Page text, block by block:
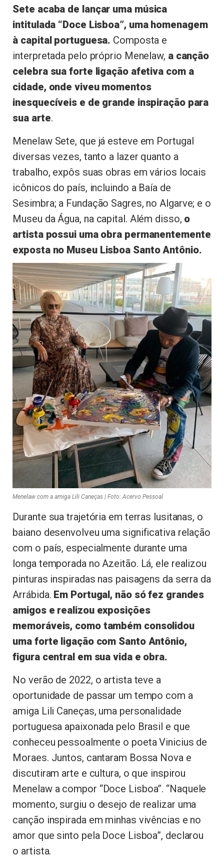
Sete acaba de lançar uma música
intitulada “Doce Lisboa”, uma homenagem
à capital portuguesa. Composta e
interpretada pelo próprio Menelaw, a canção
celebra sua forte ligação afetiva com a
cidade, onde viveu momentos
inesquecíveis e de grande inspiração para
sua arte.
Menelaw Sete, que já esteve em Portugal
diversas vezes, tanto a lazer quanto a
trabalho, expôs suas obras em vários locais
icônicos do país, incluindo a Baía de
Sesimbra; a Fundação Sagres, no Algarve; e o
Museu da Água, na capital. Além disso, o
artista possui uma obra permanentemente
exposta no Museu Lisboa Santo Antônio.
Menelaw com a amiga Lili Caneças | Foto: Acervo Pessoal
Durante sua trajetória em terras lusitanas, o
baiano desenvolveu uma significativa relação
com o país, especialmente durante uma
longa temporada no Azeitão. Lá, ele realizou
pinturas inspiradas nas paisagens da serra da
Arrábida. Em Portugal, não só fez grandes
amigos e realizou exposições
memoráveis, como também consolidou
uma forte ligação com Santo Antônio,
figura central em sua vida e obra.
No verão de 2022, o artista teve a
oportunidade de passar um tempo com a
amiga Lili Caneças, uma personalidade
portuguesa apaixonada pelo Brasil e que
conheceu pessoalmente o poeta Vinicius de
Moraes. Juntos, cantaram Bossa Nova e
discutiram arte e cultura, o que inspirou
Menelaw a compor “Doce Lisboa”. “Naquele
momento, surgiu o desejo de realizar uma
canção inspirada em minhas vivências e no
amor que sinto pela Doce Lisboa”, declarou
o artista.